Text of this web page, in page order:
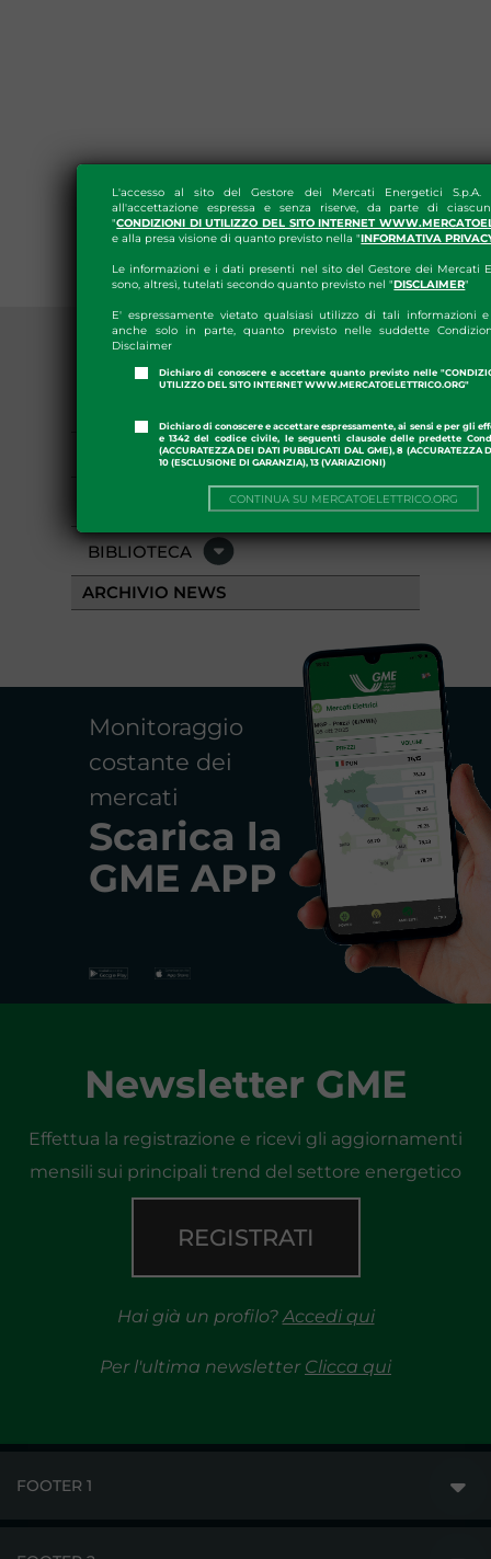
L'accesso al sito del Gestore dei Mercati Energetici S.p.A.
all'accettazione espressa e senza riserve, da parte di
"CONDIZIONI DI UTILIZZO DEL SITO INTERNET
e alla presa visione di quanto previsto nella "INFORMATIVA
Le informazioni e i dati presenti nel sito del Gestore dei Mercati
sono, altresì, tutelati secondo quanto previsto nel "DISCLAIMER"
E' espressamente vietato qualsiasi utilizzo di tali informazioni
anche solo in parte, quanto previsto nelle suddette
Disclaimer
Dichiaro di conoscere e accettare quanto previsto nelle
UTILIZZO DEL SITO INTERNET WWW.MERCATOELETTRICO.ORG"
Dichiaro di conoscere e accettare espressamente, ai sensi e per gli
e 1342 del codice civile, le seguenti clausole delle predette
(ACCURATEZZA DEI DATI PUBBLICATI DAL GME), 8 (ACCURATEZZA
10 (ESCLUSIONE DI GARANZIA), 13 (VARIAZIONI)
CONTINUA SU MERCATOELETTRICO.ORG
GME APP
BIBLIOTECA
ARCHIVIO NEWS
Monitoraggio
costante dei
mercati
Scarica la
GME APP
Newsletter GME
Effettua la registrazione e ricevi gli aggiornamenti
mensili sui principali trend del settore energetico
REGISTRATI
Hai già un profilo?Accedi qui
Per l'ultima newsletter Clicca qui
FOOTER 1